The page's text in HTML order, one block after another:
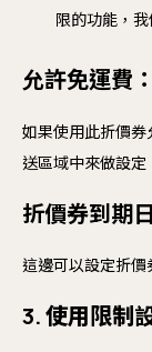
限的功能，我
允許免運費：
如果使用此折價
送區域中來做設定
折價券到期
這邊可以設定折價
3.使用限制